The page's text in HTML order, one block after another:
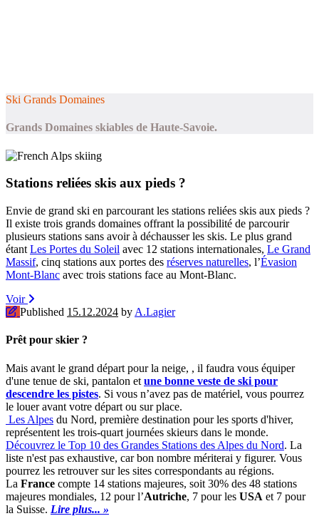
Ski Grands Domaines
Grands Domaines skiables de Haute-Savoie.
Stations reliées skis aux pieds ?
Envie de grand ski en parcourant les stations reliées skis aux pieds ?
Il existe trois grands domaines offrant la possibilité de parcourir
plusieurs stations sans avoir à déchausser les skis. Le plus grand
étant Les Portes du Soleil avec 12 stations internationales, Le Grand
Massif, cinq stations aux portes des réserves naturelles, l’Évasion
Mont-Blanc avec trois stations face au Mont-Blanc.
Voir
Published 15.12.2024 by A.Lagier
Prêt pour skier ?
Mais avant le grand départ pour la neige, , il faudra vous équiper
d'une tenue de ski, pantalon et une bonne veste de ski pour
descendre les pistes. Si vous n’avez pas de matériel, vous pourrez
le louer avant votre départ ou sur place.
Les Alpes du Nord, première destination pour les sports d'hiver,
représentent les trois-quart journées skieurs dans le monde.
Découvrez le Top 10 des Grandes Stations des Alpes du Nord. La
liste n'est pas exhaustive, car bon nombre mériterai y figurer. Vous
pourrez les retrouver sur les sites correspondants au régions.
La France compte 14 stations majeures, soit 30% des 48 stations
majeures mondiales, 12 pour l’Autriche, 7 pour les USA et 7 pour
la Suisse. Lire plus... »